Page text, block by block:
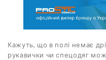
Кажуть, що в полі немає
рукавички чи спецодяг